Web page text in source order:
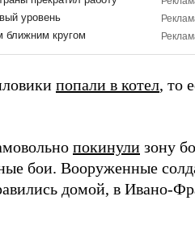
попали в котел, то
покинули зону
бои. Вооруженные
домой, в Ивано-